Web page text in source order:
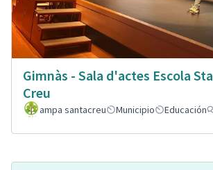
Gimnàs - Sala d'actes Escola Sta
Creu
ampa santacreu Municipio Educación